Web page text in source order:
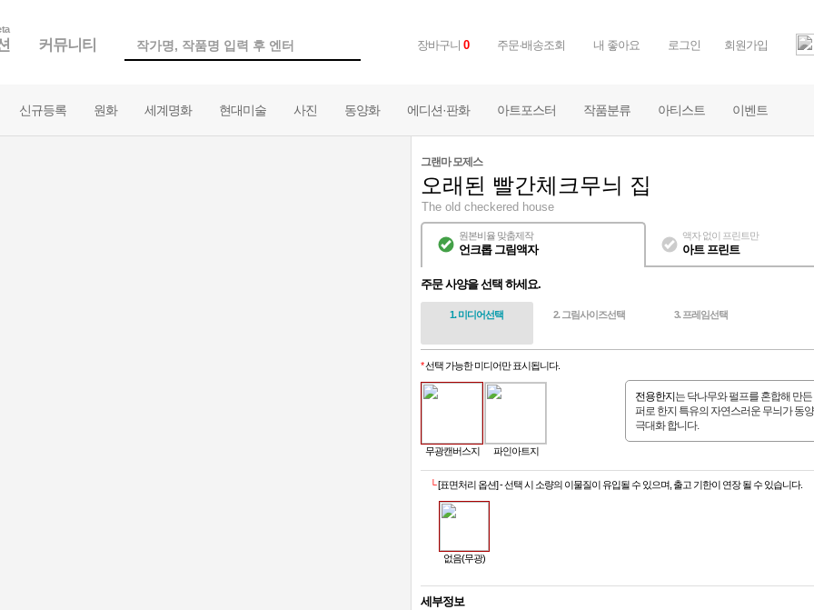
커뮤니티 장바구니 0 주문·배송조회 내 좋아요 로그인 회원가입
신규등록 원화 세계명화 현대미술 사진 동양화 에디션·판화 아트포스터 작품분류 아티스트 이벤트
그랜마 모제스
오래된 빨간체크무늬 집
The old checkered house
원본비율 맞춤제작
언크롭 그림액자
액자 없이 프린트만
아트 프린트
주문 사양을 선택 하세요.
1. 미디어선택 2. 그림사이즈선택 3. 프레임선택
*선택 가능한 미디어만 표시됩니다.
무광캔버스지 파인아트지
└[표면처리 옵션] - 선택 시 소량의 이물질이 유입될 수 있으며, 출고 기한이 연장 될 수 있습니다.
없음(무광)
전용한지 는 닥나무와 펄프를 혼합해 만
퍼로 한지 특유의 자연스러운 무늬가 동
극대화 합니다.
세부정보